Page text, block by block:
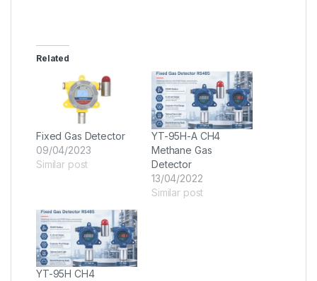
Related
Fixed Gas Detector
09/04/2023
Similar post
YT-95H-A CH4
Methane Gas
Detector
13/04/2022
Similar post
YT-95H CH4